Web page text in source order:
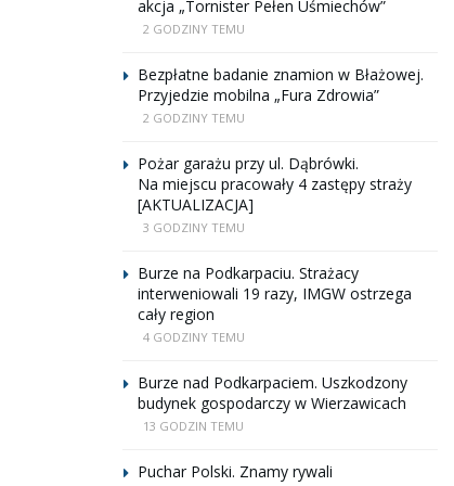
akcja „Tornister Pełen Uśmiechów”
2 GODZINY TEMU
Bezpłatne badanie znamion w Błażowej.
Przyjedzie mobilna „Fura Zdrowia”
2 GODZINY TEMU
Pożar garażu przy ul. Dąbrówki.
Na miejscu pracowały 4 zastępy straży
[AKTUALIZACJA]
3 GODZINY TEMU
Burze na Podkarpaciu. Strażacy
interweniowali 19 razy, IMGW ostrzega
cały region
4 GODZINY TEMU
Burze nad Podkarpaciem. Uszkodzony
budynek gospodarczy w Wierzawicach
13 GODZIN TEMU
Puchar Polski. Znamy rywali